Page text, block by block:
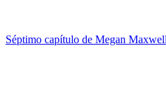
Séptimo capítulo de Megan